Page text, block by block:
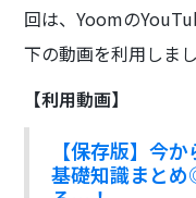
回は、Yoomの
下の動画を利用しまし
【利用動画】
【保存版】今
基礎知識まと